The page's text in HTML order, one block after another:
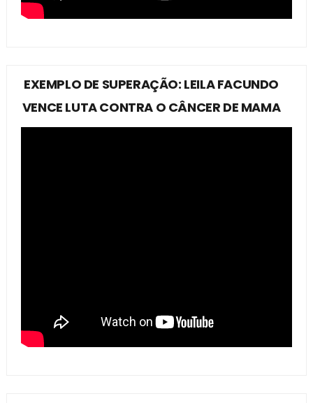
EXEMPLO DE SUPERAÇÃO: LEILA FACUNDO
VENCE LUTA CONTRA O CÂNCER DE MAMA